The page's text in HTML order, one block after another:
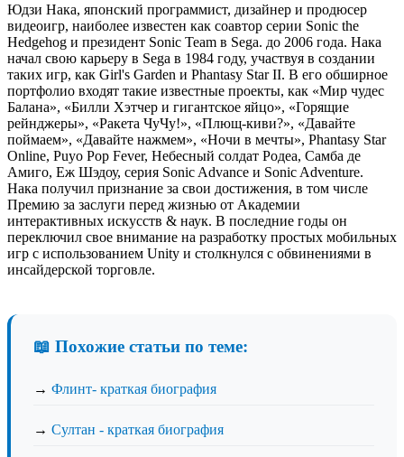
Юдзи Нака, японский программист, дизайнер и продюсер
видеоигр, наиболее известен как соавтор серии Sonic the
Hedgehog и президент Sonic Team в Sega. до 2006 года. Нака
начал свою карьеру в Sega в 1984 году, участвуя в создании
таких игр, как Girl's Garden и Phantasy Star II. В его обширное
портфолио входят такие известные проекты, как «Мир чудес
Балана», «Билли Хэтчер и гигантское яйцо», «Горящие
рейнджеры», «Ракета ЧуЧу!», «Плющ-киви?», «Давайте
поймаем», «Давайте нажмем», «Ночи в мечты», Phantasy Star
Online, Puyo Pop Fever, Небесный солдат Родеа, Самба де
Амиго, Еж Шэдоу, серия Sonic Advance и Sonic Adventure.
Нака получил признание за свои достижения, в том числе
Премию за заслуги перед жизнью от Академии
интерактивных искусств & наук. В последние годы он
переключил свое внимание на разработку простых мобильных
игр с использованием Unity и столкнулся с обвинениями в
инсайдерской торговле.
📖 Похожие статьи по теме:
→ Флинт- краткая биография
→ Султан - краткая биография